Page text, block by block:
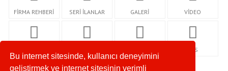
Bu internet sitesinde, kullanıcı deneyimini
geliştirmek ve internet sitesinin verimli
FİRMA REHBERİ SERİ İLANLAR GALERİ VİDEO
RSS